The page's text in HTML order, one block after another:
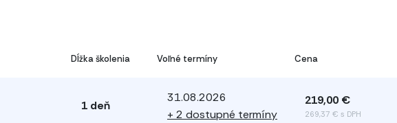
Dĺžka školenia Voľné termíny Cena
1 deň
31.08.2026
+ 2 dostupné termíny
219,00 €
269,37 € s DPH